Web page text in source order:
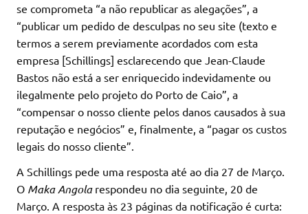
se comprometa “a não republicar as alegações”, a
“publicar um pedido de desculpas no seu site (texto e
termos a serem previamente acordados com esta
empresa [Schillings] esclarecendo que Jean-Claude
Bastos não está a ser enriquecido indevidamente ou
ilegalmente pelo projeto do Porto de Caio”, a
“compensar o nosso cliente pelos danos causados à sua
reputação e negócios” e, finalmente, a “pagar os custos
legais do nosso cliente”.
A Schillings pede uma resposta até ao dia 27 de Março.
O Maka Angolarespondeu no dia seguinte, 20 de
Março. A resposta às 23 páginas da notificação é curta: